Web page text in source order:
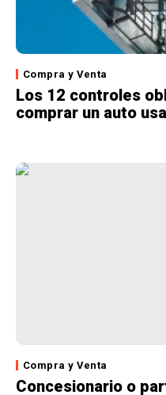
Compra y Venta
Los 12 controles
comprar un auto
Compra y Venta
Concesionario o